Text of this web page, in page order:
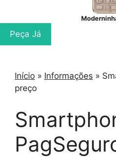
Peça Já
Início » Informações »
preço